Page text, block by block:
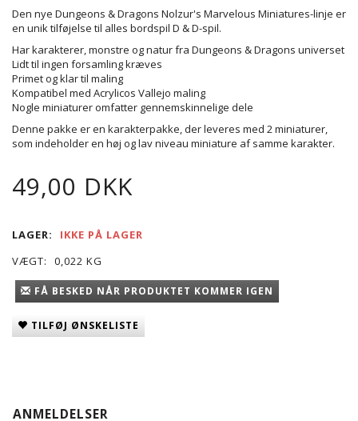
Den nye Dungeons & Dragons Nolzur's Marvelous Miniatures-linje er
en unik tilføjelse til alles bordspil D & D-spil.
Har karakterer, monstre og natur fra Dungeons & Dragons universet
Lidt til ingen forsamling kræves
Primet og klar til maling
Kompatibel med Acrylicos Vallejo maling
Nogle miniaturer omfatter gennemskinnelige dele
Denne pakke er en karakterpakke, der leveres med 2 miniaturer,
som indeholder en høj og lav niveau miniature af samme karakter.
49,00 DKK
LAGER:
IKKE PÅ LAGER
VÆGT:
0,022 KG
FÅ BESKED NÅR PRODUKTET KOMMER IGEN
TILFØJ ØNSKELISTE
ANMELDELSER